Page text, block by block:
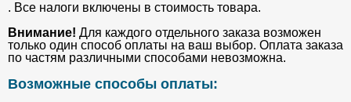
. Все налоги включены в стоимость товара.
Внимание! Для каждого отдельного заказа возможен
только один способ оплаты на ваш выбор. Оплата заказа
по частям различными способами невозможна.
Возможные способы оплаты: